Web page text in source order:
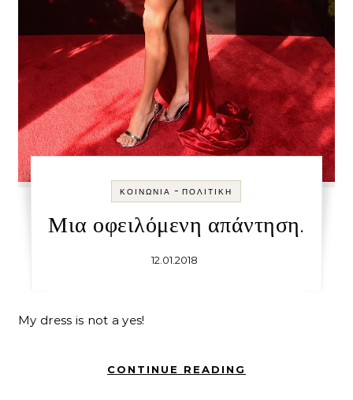
ΚΟΙΝΩΝΊΑ -ΠΟΛΙΤΙΚΉ
Μια οφειλόμενη απάντηση.
12.01.2018
My dress is not a yes!
CONTINUE READING